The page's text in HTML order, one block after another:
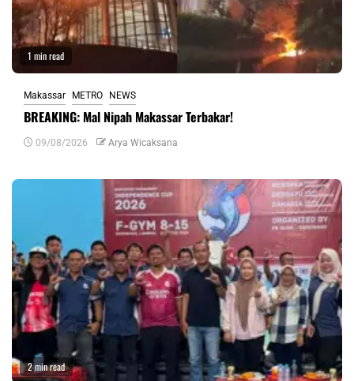
1 min read
Makassar METRO NEWS
BREAKING: Mal Nipah Makassar Terbakar!
09/08/2026 Arya Wicaksana
2 min read